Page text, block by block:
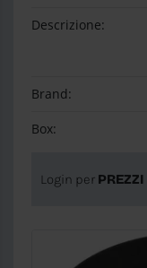
Descrizione:
Brand:
Box:
Login per PREZZI